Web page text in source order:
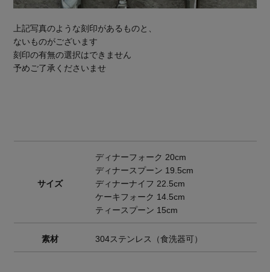
上記写真のような刻印があるものと、
ないものがございます
刻印の有無の選択はできません
予めご了承くださいませ
サイズ
ディナーフォーク 20cm
ディナースプーン 19.5cm
ディナーナイフ 22.5cm
ケーキフォーク 14.5cm
ティースプーン 15cm
素材 304ステンレス（食洗器可）